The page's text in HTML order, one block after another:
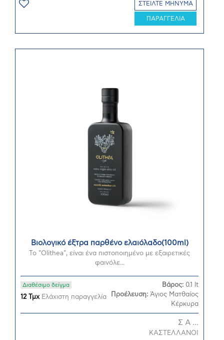
ΣΤΕΙΛΤΕ ΜΗΝΥΜΑ
ΠΑΡΑΓΓΕΛΙΑ
Βιολογικό έξτρα παρθένο ελαιόλαδο(100ml)
Το "Olithea", είναι ένα πιστοποιημένο με εξαιρετικές
φαινόλε...
Διαθέσιμο δείγμα
12 ΤμχΕλάχιστη παραγγελία
Βάρος: 0.1 lt
Προέλευση: Άγιος Ματθαίος
Κέρκυρα
Σ Α ...
ΚΑΣΤΕΛΛΑΝΟΙ